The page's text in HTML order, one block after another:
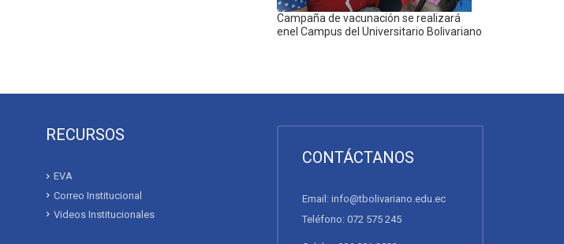
Campaña de vacunación se realizará
enel Campus del Universitario Bolivariano
RECURSOS
EVA
Correo Institucional
Videos Institucionales
CONTÁCTANOS
Email: info@tbolivariano.edu.ec
Teléfono: 072 575 245